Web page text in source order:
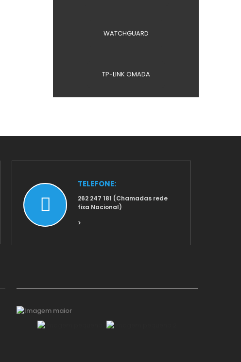
WATCHGUARD
TP-LINK OMADA
TELEFONE:
262 247 181 (Chamadas rede
fixa Nacional)
>